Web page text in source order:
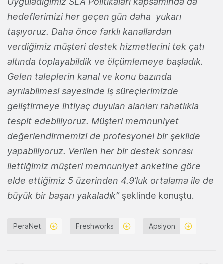
hedeflerimizi her geçen gün daha yukarı
taşıyoruz. Daha önce farklı kanallardan
verdiğimiz müşteri destek hizmetlerini tek çatı
altında toplayabildik ve ölçümlemeye başladık.
Gelen taleplerin kanal ve konu bazında
ayrılabilmesi sayesinde iş süreçlerimizde
geliştirmeye ihtiyaç duyulan alanları rahatlıkla
tespit edebiliyoruz. Müşteri memnuniyet
değerlendirmemizi de profesyonel bir şekilde
yapabiliyoruz. Verilen her bir destek sonrası
ilettiğimiz müşteri memnuniyet anketine göre
elde ettiğimiz 5 üzerinden 4.9’luk ortalama ile de
büyük bir başarı yakaladık” şeklinde konuştu.
PeraNet Freshworks Apsiyon